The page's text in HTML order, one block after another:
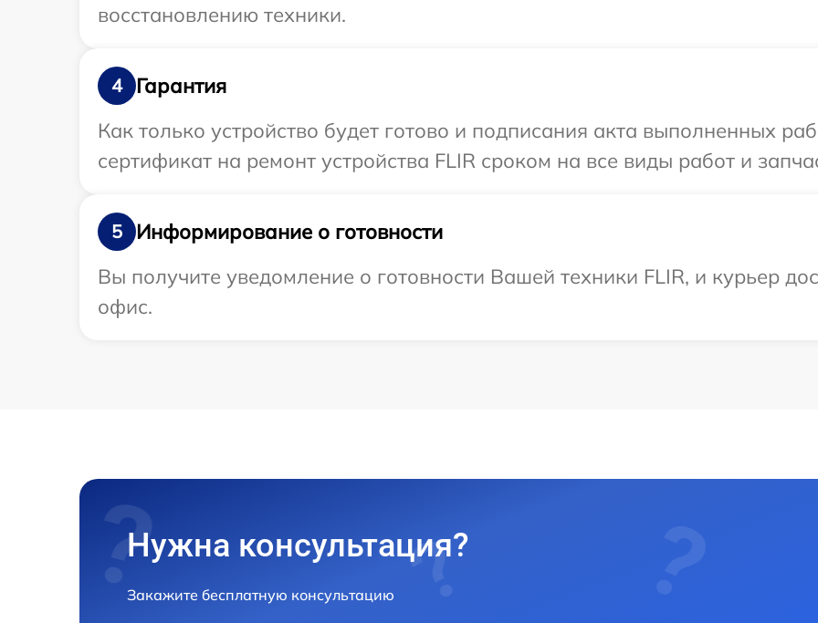
восстановлению техники.
4
Гарантия
Как только устройство будет готово и подписания акта выполненных
сертификат на ремонт устройства FLIR сроком на все виды работ и
5
Информирование о готовности
Вы получите уведомление о готовности Вашей техники FLIR, и курьер
офис.
Нужна консультация?
Закажите бесплатную консультацию